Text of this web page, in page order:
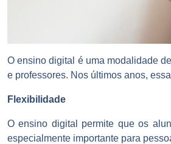
O ensino digital é uma modalidade
e professores. Nos últimos anos,
Flexibilidade
O ensino digital permite que os
especialmente importante para